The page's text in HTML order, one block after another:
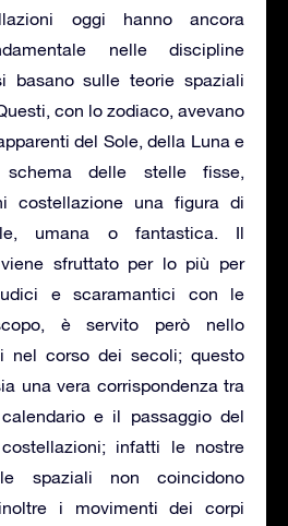
oggi hanno ancora
nelle discipline
basano sulle teorie spaziali
con lo zodiaco, avevano
del Sole, della Luna e
delle stelle fisse,
costellazione una figura di
umana o fantastica. Il
sfruttato per lo più per
e scaramantici con le
è servito però nello
nel corso dei secoli; questo
una vera corrispondenza tra
e il passaggio del
infatti le nostre
spaziali non coincidono
i movimenti dei corpi